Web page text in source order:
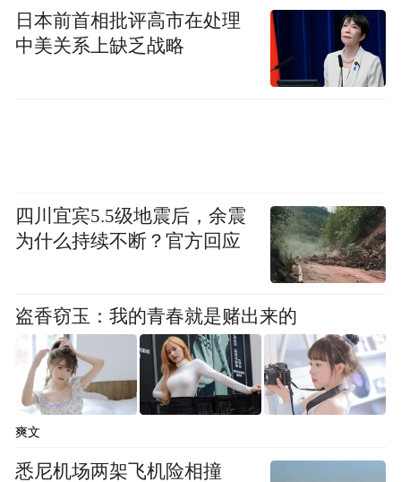
量购物的简直是省时又省力。
总之把我上面写的优惠全部加起来，最后的
省在韩国 化妆品购物秘籍
Ps:最近新罗免税店专门针对中国的顾客在搞
日本前首相批评高市在处理
中美关系上缺乏战略
四川宜宾5.5级地震后，余震
为什么持续不断？官方回应
盗香窃玉：我的青春就是赌出来的
爽文
悉尼机场两架飞机险相撞